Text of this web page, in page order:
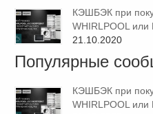
КЭШБЭК при
WHIRLPOOL или
21.10.2020
Популярные
КЭШБЭК при
WHIRLPOOL или